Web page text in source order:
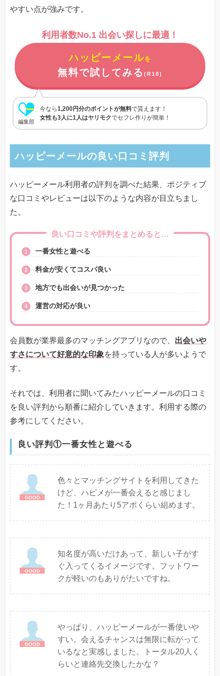
やすい点が強みです。
利用者数No.1 出会い探しに最適！
ハッピーメールを
無料で試してみる (R18)
編集部
今なら1,200円分のポイントが無料で貰えます！
女性も3人に1人はヤリモクでセフレ作りが簡単！
ハッピーメールの良い口コミ評判
ハッピーメール利用者の評判を調べた結果、ポジティブ
な口コミやレビューは以下のような内容が目立ちまし
た。
良い口コミや評判をまとめると…
一番女性と遊べる
料金が安くてコスパ良い
地方でも出会いが見つかった
運営の対応が良い
会員数が業界最多のマッチングアプリなので、 出会いや
すさについて好意的な印象を持っている人が多いようで
す。
それでは、利用者に聞いてみたハッピーメールの口コミ
を良い評判から順番に紹介していきます。利用する際の
参考にしてください。
良い評判①一番女性と遊べる
色々とマッチングサイトを利用してきた
けど、ハピメが一番会えると感じまし
た！1ヶ月あたり5アポくらい組めます。
知名度が高いだけあって、新しい子がす
ぐ入ってくるイメージです。フットワー
クが軽いのもありがたいですね。
やっぱり、ハッピーメールが一番使いや
すい。会えるチャンスは無限に転がって
いるなと実感しました。トータル20人く
らいと連絡先交換したかな？